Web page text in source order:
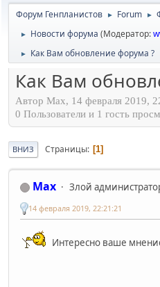
Форум Генпланистов ► Forum ►
► Новости форума (Модератор:
► Как Вам обновление форума ?
Как Вам
Автор Max, 14 февраля 2019,
0 Пользователи и 1 гость
ВНИЗ Страницы 1
Max Злой
14 февраля 2019, 22:21:21
Интересно ваше